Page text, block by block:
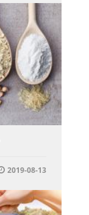
2019-08-13